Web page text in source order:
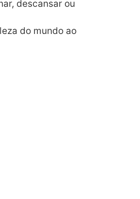
descansar ou
do mundo ao